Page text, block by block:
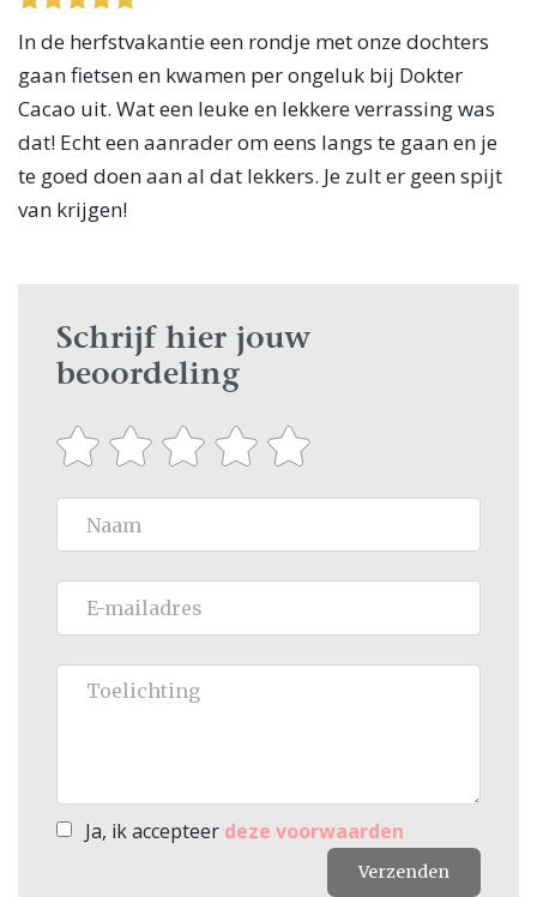
In de herfstvakantie een rondje met onze dochters
gaan fietsen en kwamen per ongeluk bij Dokter
Cacao uit. Wat een leuke en lekkere verrassing was
dat! Echt een aanrader om eens langs te gaan en je
te goed doen aan al dat lekkers. Je zult er geen spijt
van krijgen!
Schrijf hier jouw
beoordeling
Ja, ik accepteer deze voorwaarden
Verzenden